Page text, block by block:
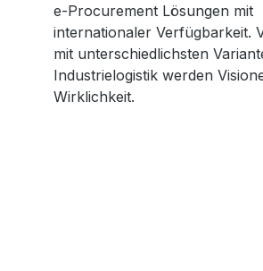
e-Procurement Lösungen mit
internationaler Verfügbarkeit.
mit unterschiedlichsten
Industrielogistik werden
Wirklichkeit.